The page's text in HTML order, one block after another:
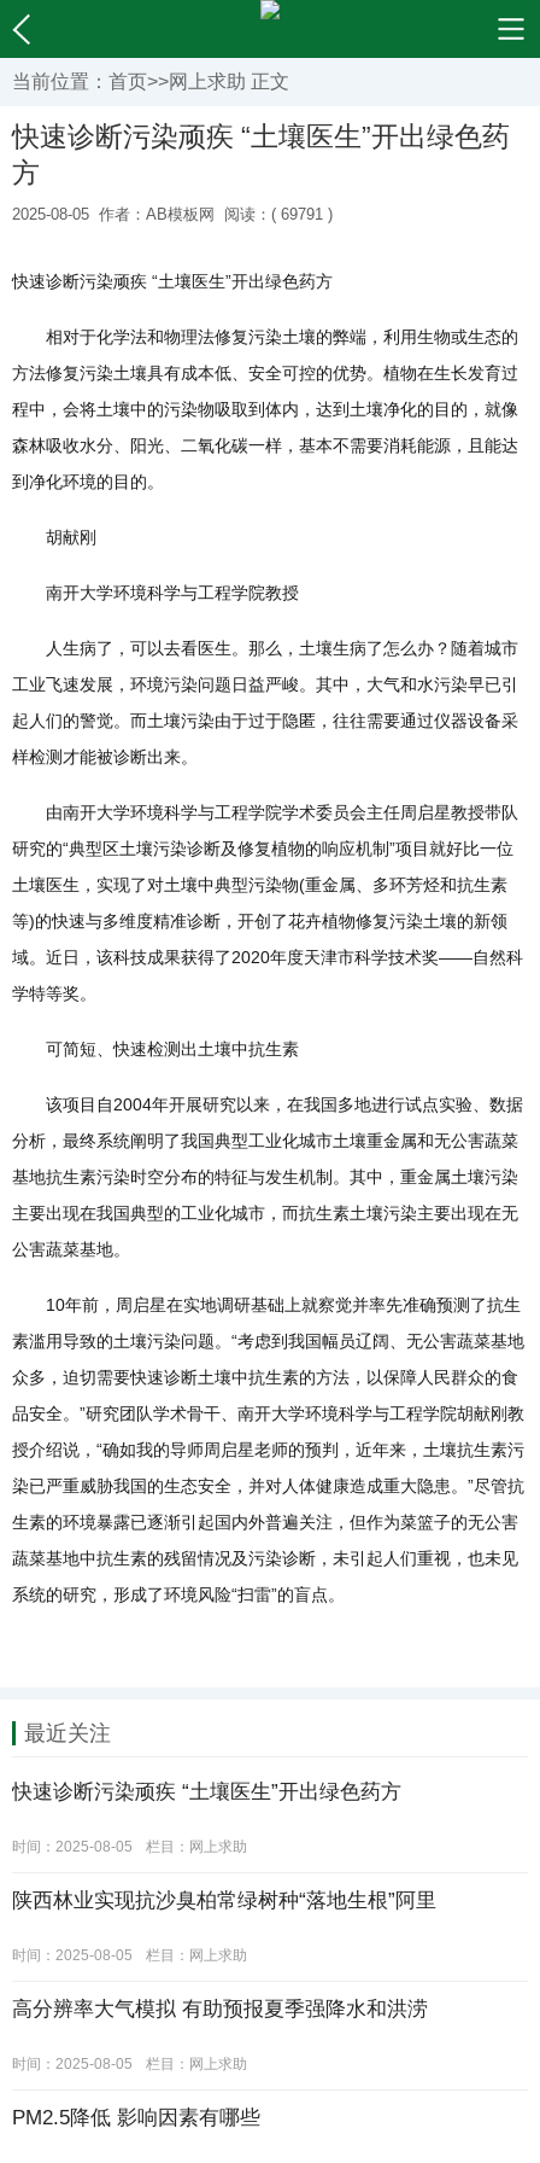
当前位置： 首页>>网上求助 正文
快速诊断污染顽疾 “土壤医生”开出绿色药
方
2025-08-05 作者：AB模板网 阅读：( 69791 )
快速诊断污染顽疾 “土壤医生”开出绿色药方
相对于化学法和物理法修复污染土壤的弊端，利用生物或生态的
方法修复污染土壤具有成本低、安全可控的优势。植物在生长发育过
程中，会将土壤中的污染物吸取到体内，达到土壤净化的目的，就像
森林吸收水分、阳光、二氧化碳一样，基本不需要消耗能源，且能达
到净化环境的目的。
胡献刚
南开大学环境科学与工程学院教授
人生病了，可以去看医生。那么，土壤生病了怎么办？随着城市
工业飞速发展，环境污染问题日益严峻。其中，大气和水污染早已引
起人们的警觉。而土壤污染由于过于隐匿，往往需要通过仪器设备采
样检测才能被诊断出来。
由南开大学环境科学与工程学院学术委员会主任周启星教授带队
研究的“典型区土壤污染诊断及修复植物的响应机制”项目就好比一位
土壤医生，实现了对土壤中典型污染物(重金属、多环芳烃和抗生素
等)的快速与多维度精准诊断，开创了花卉植物修复污染土壤的新领
域。近日，该科技成果获得了2020年度天津市科学技术奖——自然科
学特等奖。
可简短、快速检测出土壤中抗生素
该项目自2004年开展研究以来，在我国多地进行试点实验、数据
分析，最终系统阐明了我国典型工业化城市土壤重金属和无公害蔬菜
基地抗生素污染时空分布的特征与发生机制。其中，重金属土壤污染
主要出现在我国典型的工业化城市，而抗生素土壤污染主要出现在无
公害蔬菜基地。
10年前，周启星在实地调研基础上就察觉并率先准确预测了抗生
素滥用导致的土壤污染问题。“考虑到我国幅员辽阔、无公害蔬菜基地
众多，迫切需要快速诊断土壤中抗生素的方法，以保障人民群众的食
品安全。”研究团队学术骨干、南开大学环境科学与工程学院胡献刚教
授介绍说，“确如我的导师周启星老师的预判，近年来，土壤抗生素污
染已严重威胁我国的生态安全，并对人体健康造成重大隐患。”尽管抗
生素的环境暴露已逐渐引起国内外普遍关注，但作为菜篮子的无公害
蔬菜基地中抗生素的残留情况及污染诊断，未引起人们重视，也未见
系统的研究，形成了环境风险“扫雷”的盲点。
最近关注
快速诊断污染顽疾 “土壤医生”开出绿色药方
时间：2025-08-05 栏目： 网上求助
陕西林业实现抗沙臭柏常绿树种“落地生根”阿里
时间：2025-08-05 栏目： 网上求助
高分辨率大气模拟 有助预报夏季强降水和洪涝
时间：2025-08-05 栏目： 网上求助
PM2.5降低 影响因素有哪些